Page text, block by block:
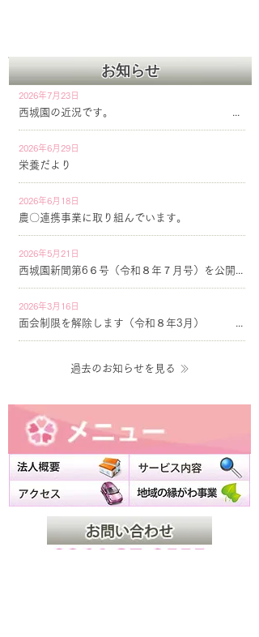
お知らせ
2026年7月23日
西城園の近況です。
2026年6月29日
栄養だより
2026年6月18日
農〇連携事業に取り組んでいます。
2026年5月21日
西城園新聞第6６号（令和８年７月号）を公開しています
2026年3月16日
面会制限を解除します（令和８年3月）
過去のお知らせを見る